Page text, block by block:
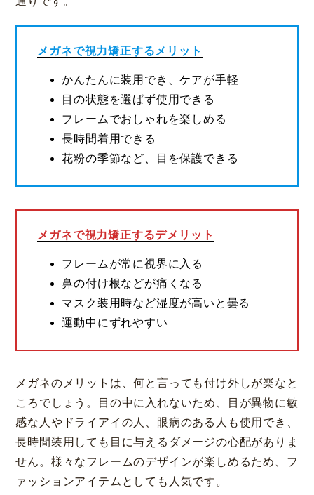
メガネで視力矯正するメリット
かんたんに装用でき、ケアが手軽
目の状態を選ばず使用できる
フレームでおしゃれを楽しめる
長時間着用できる
花粉の季節など、目を保護できる
メガネで視力矯正するデメリット
フレームが常に視界に入る
鼻の付け根などが痛くなる
マスク装用時など湿度が高いと曇る
運動中にずれやすい
メガネのメリットは、何と言っても付け外しが楽なと
ころでしょう。目の中に入れないため、目が異物に敏
感な人やドライアイの人、眼病のある人も使用でき、
長時間装用しても目に与えるダメージの心配がありま
せん。様々なフレームのデザインが楽しめるため、フ
ァッションアイテムとしても人気です。